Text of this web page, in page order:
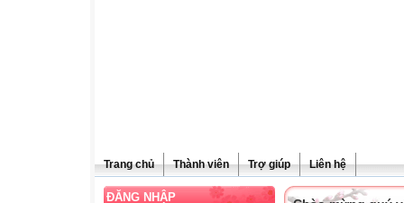
Trang chủ Thành viên Trợ giúp Liên hệ
ĐĂNG NHẬP